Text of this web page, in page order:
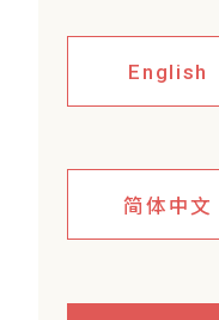
English
简体中文